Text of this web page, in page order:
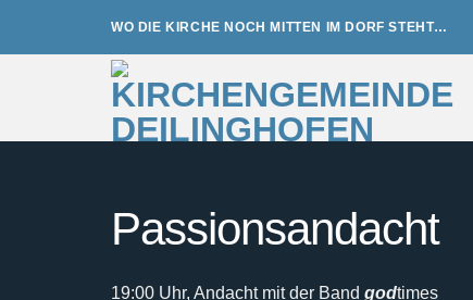
WO DIE KIRCHE NOCH MITTEN IM DORF STEHT…
Passionsandacht
19:00 Uhr, Andacht mit der Band godtimes